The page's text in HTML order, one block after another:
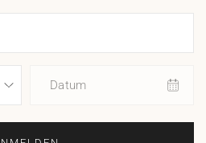
Datum